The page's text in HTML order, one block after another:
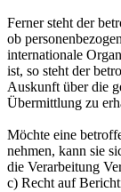
Ferner steht der
ob
internationale
ist, so steht der
Auskunft über die
Übermittlung zu
Möchte eine
nehmen, kann sie
die Verarbeitung
c) Recht auf